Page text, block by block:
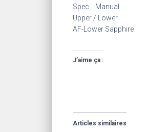
Spec. : Manual
Upper / Lower
AF-Lower Sapphire
J’aime ça :
Articles similaires